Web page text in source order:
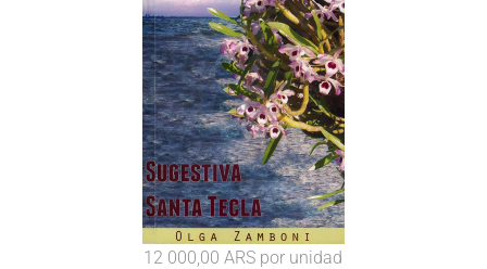
12 000,00 ARS por unidad